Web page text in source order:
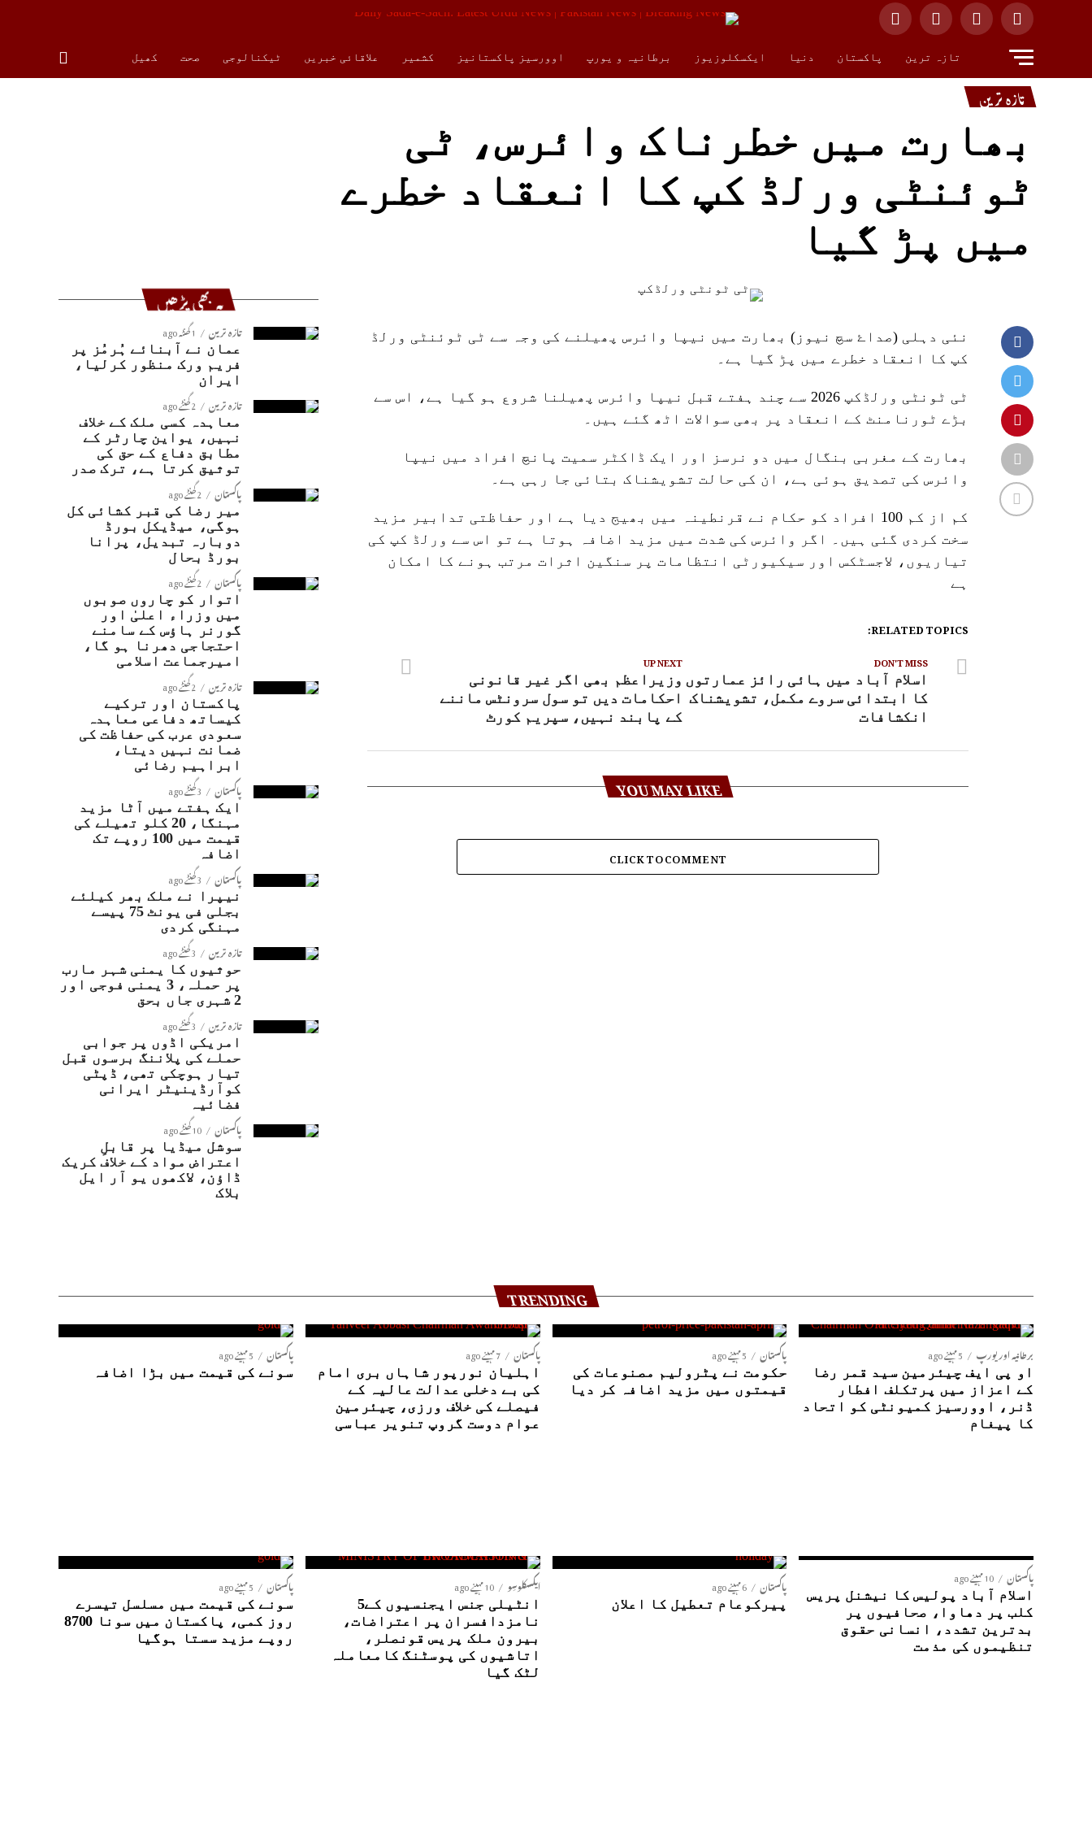
تازہ ترین پاکستان دنیا ایکسکلوزیوز برطانیہ و یورپ اوورسیز پاکستانیز کشمیر علاقائی خبریں ٹیکنالوجی صحت کھیل
تازہ ترین
بھارت میں خطرناک وائرس، ٹی
ٹوئنٹی ورلڈ کپ کا انعقاد خطرے
میں پڑ گیا
نئی دہلی (صداۓ سچ نیوز) بھارت میں نیپا وائرس پھیلنے کی وجہ سے ٹی ٹوئنٹی ورلڈ
کپ کا انعقاد خطرے میں پڑ گیا ہے۔
ٹی ٹونٹی ورلڈکپ 2026 سے چند ہفتے قبل نیپا وائرس پھیلنا شروع ہو گیا ہے، اس سے
بڑے ٹورنامنٹ کے انعقاد پر بھی سوالات اٹھ گئے ہیں۔
بھارت کے مغربی بنگال میں دو نرسز اور ایک ڈاکٹر سمیت پانچ افراد میں نیپا
وائرس کی تصدیق ہوئی ہے، ان کی حالت تشویشناک بتائی جا رہی ہے۔
کم از کم 100 افراد کو حکام نے قرنطینہ میں بھیج دیا ہے اور حفاظتی تدابیر مزید
سخت کردی گئی ہیں۔ اگر وائرس کی شدت میں مزید اضافہ ہوتا ہے تو اس سے ورلڈ کپ کی
تیاریوں، لاجسٹکس اور سیکیورٹی انتظامات پر سنگین اثرات مرتب ہونے کا امکان
ہے
RELATED TOPICS:
UP NEXT
وزیراعظم بھی اگر غیر قانونی
احکامات دیں تو سول سرونٹس ماننے
کے پابند نہیں، سپریم کورٹ
DON'T MISS
اسلام آباد میں ہائی رائز عمارتوں
کا ابتدائی سروے مکمل، تشویشناک
انکشافات
YOU MAY LIKE
CLICK TO COMMENT
یہ بھی پڑھیں
تازہ ترین 1 گھنٹہ ago
عمان نے آبنائے ہُرمُز پر
فریم ورک منظور کرلیا،
ایران
تازہ ترین 2 گھنٹے ago
معاہدہ کسی ملک کے خلاف
نہیں، یواین چارٹر کے
مطابق دفاع کے حق کی
توثیق کرتا ہے، ترک صدر
پاکستان 2 گھنٹے ago
میر رضا کی قبر کشائی کل
ہوگی، میڈیکل بورڈ
دوبارہ تبدیل، پرانا
بورڈ بحال
پاکستان 2 گھنٹے ago
اتوار کو چاروں صوبوں
میں وزراء اعلیٰ اور
گورنر ہاؤس کے سامنے
احتجاجی دھرنا ہو گا،
امیرجماعت اسلامی
تازہ ترین 2 گھنٹے ago
پاکستان اور ترکیے
کیساتھ دفاعی معاہدہ
سعودی عرب کی حفاظت کی
ضمانت نہیں دیتا،
ابراہیم رضائی
پاکستان 3 گھنٹے ago
ایک ہفتے میں آٹا مزید
مہنگا، 20 کلو تھیلے کی
قیمت میں 100 روپے تک
اضافہ
پاکستان 3 گھنٹے ago
نیپرا نے ملک بھر کیلئے
بجلی فی یونٹ 75 پیسے
مہنگی کردی
تازہ ترین 3 گھنٹے ago
حوثیوں کا یمنی شہر مارب
پر حملہ، 3 یمنی فوجی اور
2 شہری جاں بحق
تازہ ترین 3 گھنٹے ago
امریکی اڈوں پر جوابی
حملے کی پلاننگ برسوں قبل
تیار ہوچکی تھی، ڈپٹی
کوآرڈینیٹر ایرانی
فضائیہ
پاکستان 10 گھنٹے ago
سوشل میڈیا پر قابلِ
اعتراض مواد کے خلاف کریک
ڈاؤن، لاکھوں یو آر ایل
بلاک
TRENDING
برطانیہ اور یورپ 5 مہینے ago
او پی ایف چیئرمین سید قمر رضا
کے اعزاز میں پرتکلف افطار
ڈنر، اوورسیز کمیونٹی کو اتحاد
کا پیغام
پاکستان 5 مہینے ago
حکومت نے پٹرولیم مصنوعات کی
قیمتوں میں مزید اضافہ کر دیا
پاکستان 7 مہینے ago
اہلیان نورپور شاہاں بری امام
کی بے دخلی عدالت عالیہ کے
فیصلے کی خلاف ورزی، چیئرمین
عوام دوست گروپ تنویر عباسی
پاکستان 5 مہینے ago
سونے کی قیمت میں بڑا اضافہ
پاکستان 10 مہینے ago
اسلام آباد پولیس کا نیشنل پریس
کلب پر دھاوا، صحافیوں پر
بدترین تشدد، انسانی حقوق
تنظیموں کی مذمت
پاکستان 6 مہینے ago
پیرکوعام تعطیل کا اعلان
ایکسکلوسِو 10 مہینے ago
انٹیلی جنس ایجنسیوں کے5
نامزدافسران پر اعتراضات،
بیرون ملک پریس قونصلر،
اتاشیوں کی پوسٹنگ کامعاملہ
لٹک گیا
پاکستان 5 مہینے ago
سونے کی قیمت میں مسلسل تیسرے
روز کمی، پاکستان میں سونا 8700
روپے مزید سستا ہوگیا